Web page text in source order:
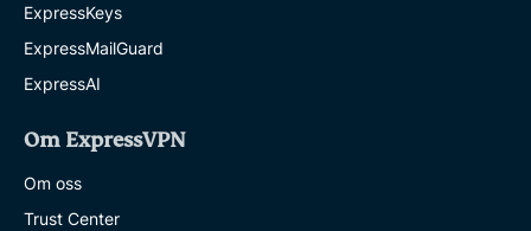
ExpressKeys
ExpressMailGuard
ExpressAI
Om ExpressVPN
Om oss
Trust Center